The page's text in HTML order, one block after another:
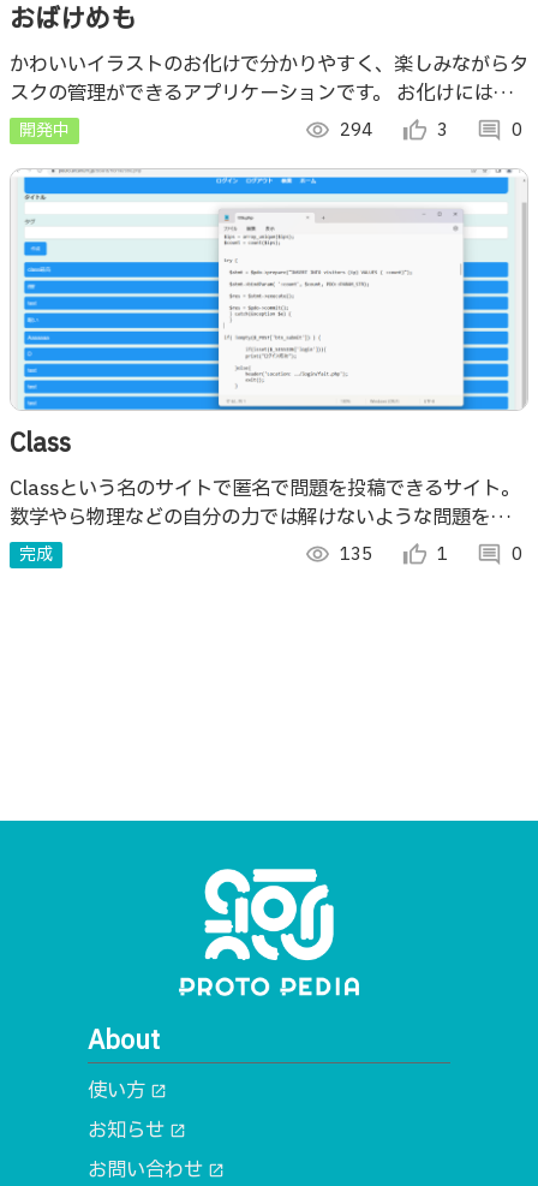
おばけめも
かわいいイラストのお化けで分かりやすく、楽しみながらタ
スクの管理ができるアプリケーションです。 お化けにはた
くさんの種類があり、タスクを達成してもらえるポイントで
使えるお化けが増えていきます。
開発中 visibility 294 thumb_up_alt 3 comment 0
Class
Classという名のサイトで匿名で問題を投稿できるサイト。
数学やら物理などの自分の力では解けないような問題を共有
して、一緒に解いていくサイト。
完成 visibility 135 thumb_up_alt 1 comment 0
About
使い方 open_in_new
お知らせ open_in_new
お問い合わせ open_in_new